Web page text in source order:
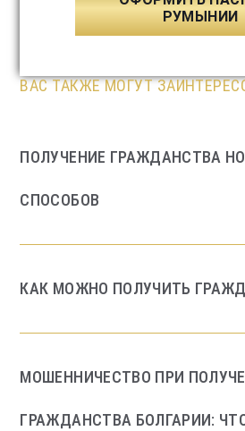
РУМЫНИИ
ВАС ТАКЖЕ МОГУТ
ПОЛУЧЕНИЕ ГРАЖДАНСТВА
СПОСОБОВ
КАК МОЖНО ПОЛУЧИТЬ
МОШЕННИЧЕСТВО ПРИ
ГРАЖДАНСТВА БОЛГАРИИ: